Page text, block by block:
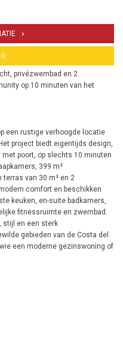
privézwembad en 2
op 10 minuten van het
een rustige verhoogde locatie
project biedt eigentijds design,
poort, op slechts 10 minuten
399 m²
terras van 30 m² en 2
comfort en beschikken
keuken, en-suite badkamers,
fitnessruimte en zwembad.
stijl en een sterk
gebieden van de Costa del
een moderne gezinswoning of